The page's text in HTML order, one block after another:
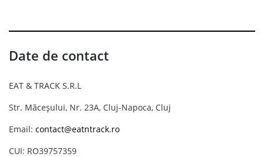
Date de contact
EAT & TRACK S.R.L
Str. Măceșului, Nr. 23A, Cluj-Napoca, Cluj
Email: contact@eatntrack.ro
CUI: RO39757359